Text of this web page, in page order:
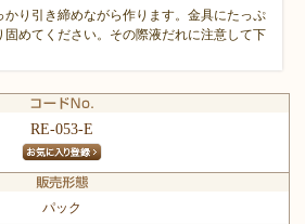
かり引き締めながら作ります。金具にたっぷ
固めてください。その際液だれに注意して下
RE-053-E
パック